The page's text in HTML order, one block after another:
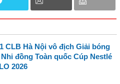
CLB Hà Nội vô địch Giải bóng
Nhi đồng Toàn quốc Cúp Nestlé
2026